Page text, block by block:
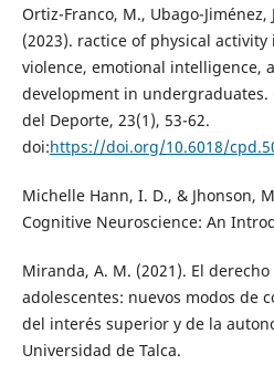
Ortiz-Franco, M., Ubago-Jiménez,
(2023). ractice of physical
violence, emotional intelligence,
development in undergraduates.
del Deporte, 23(1), 53-62.
doi:https://doi.org/10.6018/
Michelle Hann, I. D., & Jhonson,
Cognitive Neuroscience: An
Miranda, A. M. (2021). El
adolescentes: nuevos modos de
del interés superior y de la
Universidad de Talca.